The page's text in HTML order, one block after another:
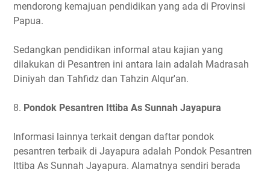
mendorong kemajuan pendidikan yang ada di Provinsi
Papua.
Sedangkan pendidikan informal atau kajian yang
dilakukan di Pesantren ini antara lain adalah Madrasah
Diniyah dan Tahfidz dan Tahzin Alqur'an.
8. Pondok Pesantren Ittiba As Sunnah Jayapura
Informasi lainnya terkait dengan daftar pondok
pesantren terbaik di Jayapura adalah Pondok Pesantren
Ittiba As Sunnah Jayapura. Alamatnya sendiri berada